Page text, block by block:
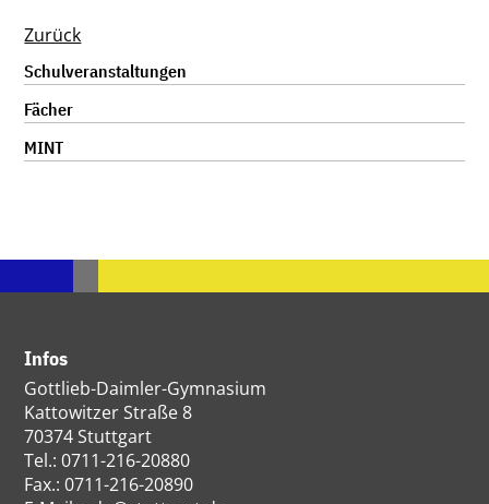
Zurück
Navigation
überspringen
Schulveranstaltungen
Fächer
MINT
Infos
Gottlieb-Daimler-Gymnasium
Kattowitzer Straße 8
70374 Stuttgart
Tel.: 0711-216-20880
Fax.: 0711-216-20890